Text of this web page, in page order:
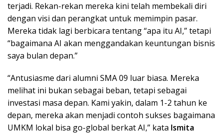
terjadi. Rekan-rekan mereka kini telah membekali diri
dengan visi dan perangkat untuk memimpin pasar.
Mereka tidak lagi berbicara tentang “apa itu AI,” tetapi
“bagaimana AI akan menggandakan keuntungan bisnis
saya bulan depan.”
“Antusiasme dari alumni SMA 09 luar biasa. Mereka
melihat ini bukan sebagai beban, tetapi sebagai
investasi masa depan. Kami yakin, dalam 1-2 tahun ke
depan, mereka akan menjadi contoh sukses bagaimana
UMKM lokal bisa go-global berkat AI,” kata Ismita